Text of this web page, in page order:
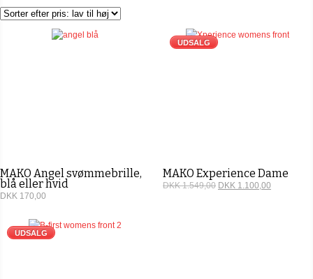
MAKO Angel svømmebrille,
blå eller hvid
DKK 170,00
UDSALG
MAKO Experience Dame
DKK 1.549,00 DKK 1.100,00
UDSALG